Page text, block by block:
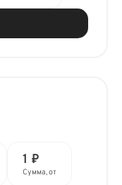
1 ₽
Сумма, от